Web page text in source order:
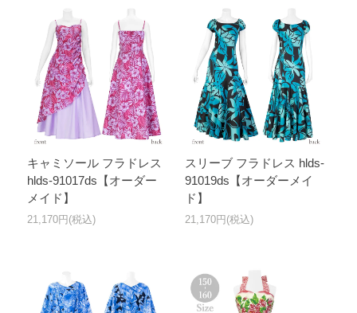
キャミソール フラドレス
hlds-91017ds【オーダー
メイド】
21,170円(税込)
スリーブ フラドレス hlds-
91019ds【オーダーメイ
ド】
21,170円(税込)